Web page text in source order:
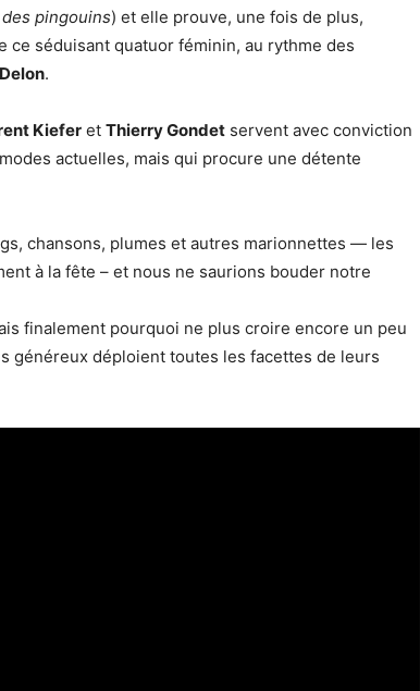
des pingouins) et elle prouve, une fois de plus,
ce séduisant quatuor féminin, au rythme des
.
Kiefer et Thierry Gondet servent avec conviction
actuelles, mais qui procure une détente
chansons, plumes et autres marionnettes — les
à la fête – et nous ne saurions bouder notre
finalement pourquoi ne plus croire encore un peu
généreux déploient toutes les facettes de leurs